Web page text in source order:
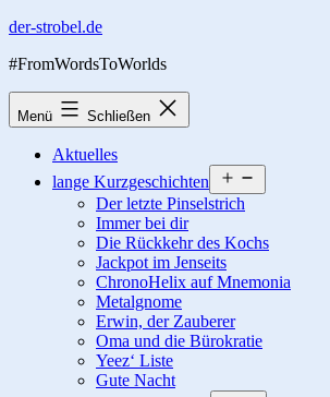
Zum
springen
der-strobel.de
#FromWordsToWorlds
Menü Schließen
Aktuelles
lange Kurzgeschichten
öffnen
Der letzte Pinselstrich
Immer bei dir
Die Rückkehr des Kochs
Jackpot im Jenseits
ChronoHelix auf Mnemonia
Metalgnome
Erwin, der Zauberer
Oma und die Bürokratie
Yeez‘ Liste
Gute Nacht